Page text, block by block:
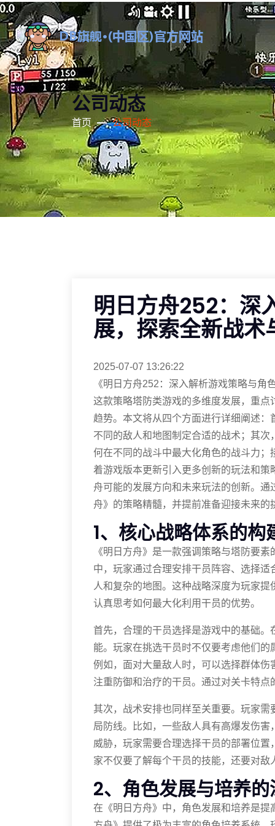
公司动态
首页 公司动态
明日方舟252：深
展，探索全新战术
2025-07-07 13:26:22
《明日方舟252：深入解析游戏策略与
这款策略塔防类游戏的多维度发展，重
趋势。本文将从四个方面进行详细阐述
不同的敌人和地图制定合适的战术；其
何在不同的战斗中最大化角色的战斗力
着游戏版本更新引入更多创新的玩法和
舟可能的发展方向和未来玩法的创新。
舟》的策略精髓，并提前准备迎接未来的
1、核心战略体系的构
《明日方舟》是一款强调策略与塔防要
中，玩家通过合理安排干员阵容、选择
人和复杂的地图。这种战略深度为玩家
认真思考如何最大化利用干员的优势。
首先，合理的干员选择是游戏中的基础
能。玩家在挑选干员时不仅要考虑他们
例如，面对大量敌人时，可以选择群体
注重防御和治疗的干员。通过对关卡特
其次，战术安排也同样至关重要。玩家
局防线。比如，一些敌人具有高爆发伤
威胁，玩家需要合理选择干员的部署位
家不仅要了解每个干员的技能，还要对
2、角色发展与培养
在《明日方舟》中，角色发展和培养是